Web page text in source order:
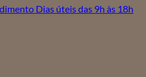
Dias úteis das 9h às 18h